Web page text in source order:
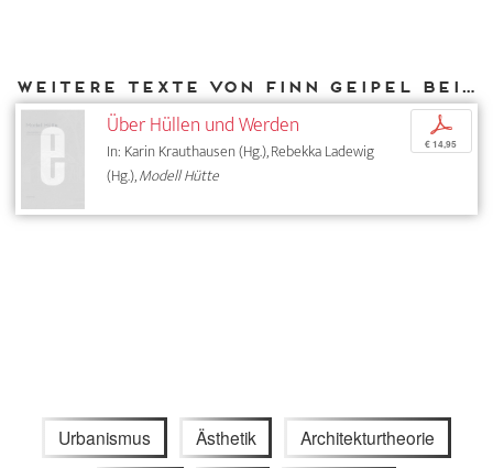
Weitere Texte von Finn Geipel bei DIAPHANES
Über Hüllen und Werden
In: Karin Krauthausen (Hg.), Rebekka Ladewig
(Hg.),Modell Hütte
p
€ 14,95
Urbanismus Ästhetik Architekturtheorie